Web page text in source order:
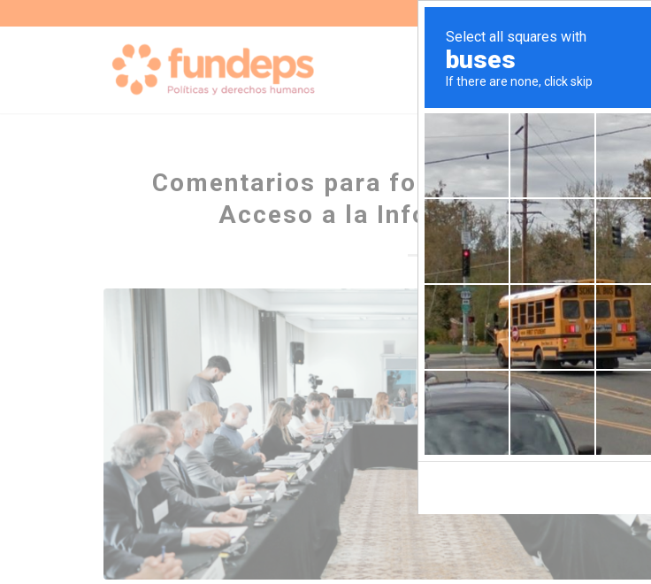
Sobre Fundeps
Comentarios para fortalecer la
Acceso a la Información del BID